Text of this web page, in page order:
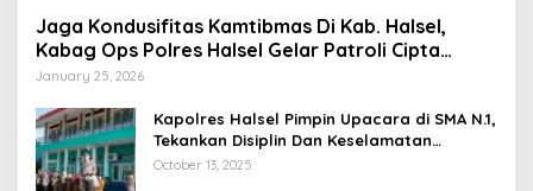
Jaga Kondusifitas Kamtibmas Di Kab. Halsel,
Kabag Ops Polres Halsel Gelar Patroli Cipta
Kondisi
January 25, 2026
Kapolres Halsel Pimpin Upacara di SMA N.1,
Tekankan Disiplin Dan Keselamatan
Berkendara
October 13, 2025